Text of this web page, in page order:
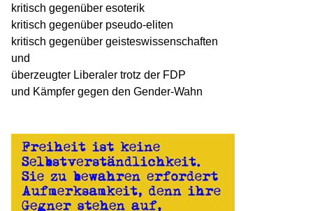
kritisch gegenüber esoterik
kritisch gegenüber pseudo-eliten
kritisch gegenüber geisteswissenschaften
und
überzeugter Liberaler trotz der FDP
und Kämpfer gegen den Gender-Wahn